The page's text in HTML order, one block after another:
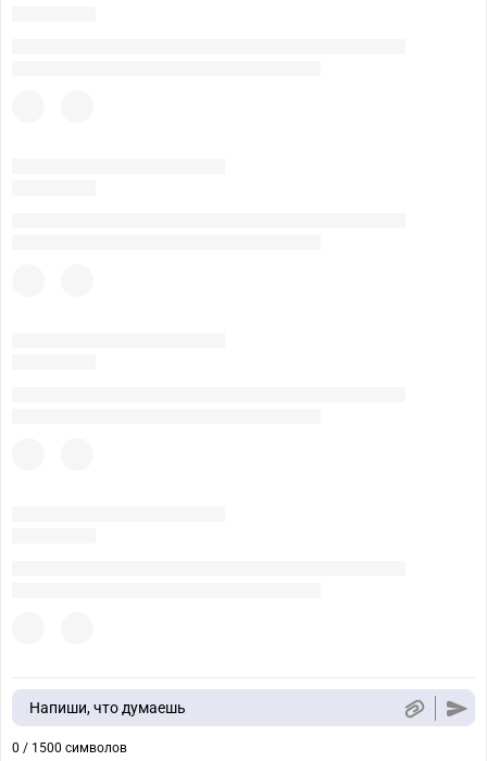
Напиши, что думаешь
0 / 1500 символов